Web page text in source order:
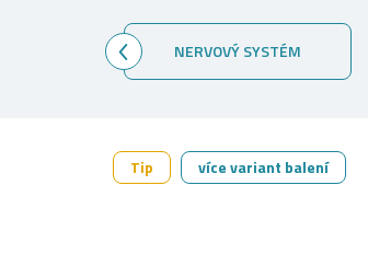
NERVOVÝ SYSTÉM
Tip více variant balení